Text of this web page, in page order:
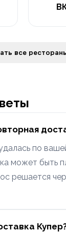
Показать все
по
может быть
решается